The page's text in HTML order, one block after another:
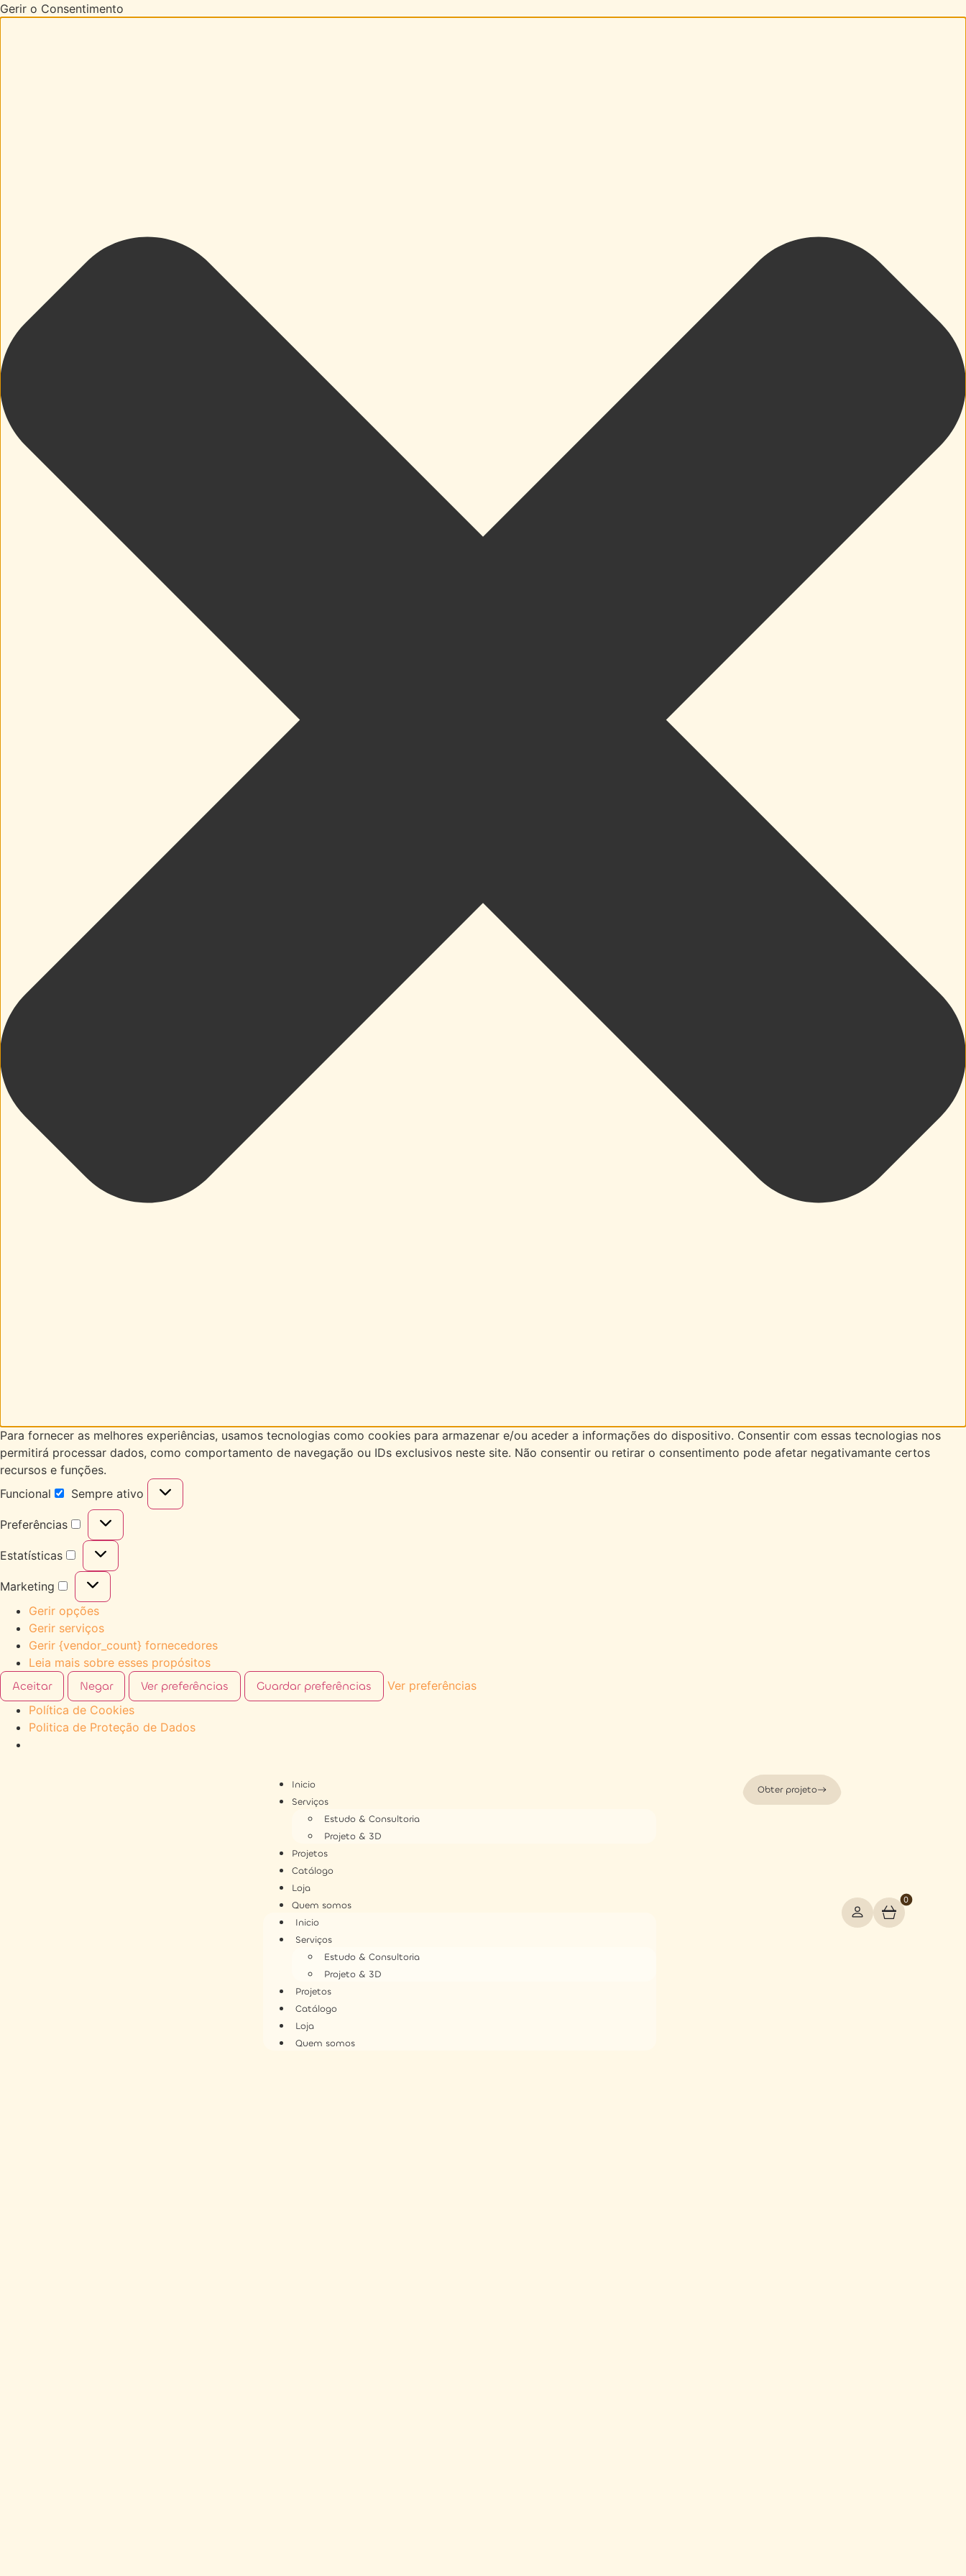
Gerir o Consentimento
Para fornecer as melhores experiências, usamos tecnologias como cookies para armazenar e/ou aceder a informações do dispositivo. Consentir com essas tecnologias nos
permitirá processar dados, como comportamento de navegação ou IDs exclusivos neste site. Não consentir ou retirar o consentimento pode afetar negativamante certos
recursos e funções.
Funcional
Sempre ativo
Preferências
Estatísticas
Marketing
Gerir opções
Gerir serviços
Gerir {vendor_count} fornecedores
Leia mais sobre esses propósitos
Aceitar Negar Ver preferências Guardar preferências
Ver preferências
Política de Cookies
Politica de Proteção de Dados
Inicio
Serviços
Estudo & Consultoria
Projeto & 3D
Projetos
Catálogo
Loja
Quem somos
Inicio
Serviços
Estudo & Consultoria
Projeto & 3D
Projetos
Catálogo
Loja
Quem somos
0
Obter projeto